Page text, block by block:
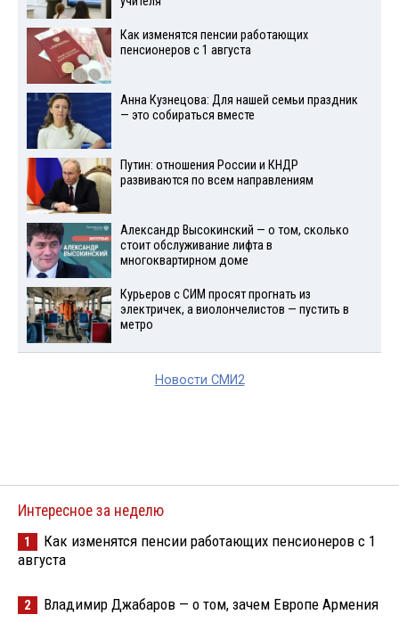
Как изменятся пенсии работающих
пенсионеров с 1 августа
Анна Кузнецова: Для нашей семьи праздник
— это собираться вместе
Путин: отношения России и КНДР
развиваются по всем направлениям
Александр Высокинский — о том, сколько
стоит обслуживание лифта в
многоквартирном доме
Курьеров с СИМ просят прогнать из
электричек, а виолончелистов — пустить в
метро
Новости СМИ2
Интересное за неделю
1
Как изменятся пенсии работающих пенсионеров с 1
августа
2 Владимир Джабаров — о том, зачем Европе Армения